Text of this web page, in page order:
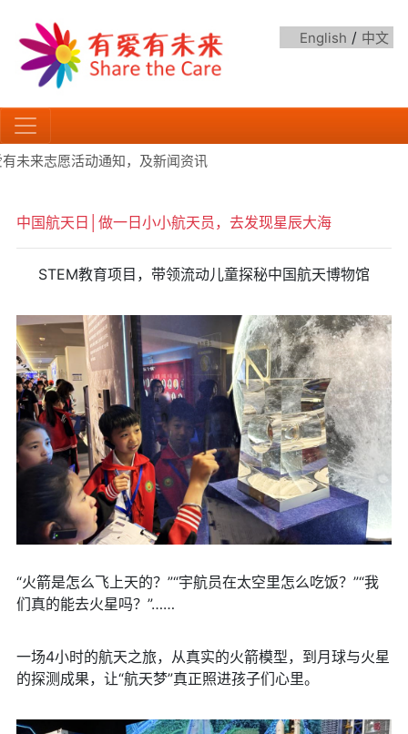
English / 中文
未来志愿活动通知，及新闻资讯
中国航天日│做一日小小航天员，去发现星辰大海
STEM教育项目，带领流动儿童探秘中国航天博物馆
“火箭是怎么飞上天的？”“宇航员在太空里怎么吃饭？”“我
们真的能去火星吗？”……
一场4小时的航天之旅，从真实的火箭模型，到月球与火星
的探测成果，让“航天梦”真正照进孩子们心里。